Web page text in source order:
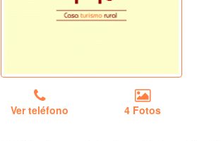
Ver teléfono 4 Fotos